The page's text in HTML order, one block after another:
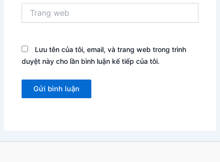
web
Lưu tên của tôi, email, và trang web trong trình
duyệt này cho lần bình luận kế tiếp của tôi.